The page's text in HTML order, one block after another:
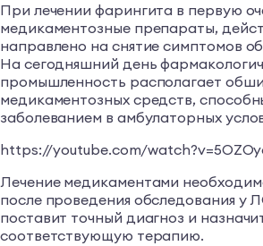
При лечении фарингита в первую
медикаментозные препараты,
направлено на снятие симптомов
На сегодняшний день
промышленность располагает
медикаментозных средств,
заболеванием в амбулаторных
https://youtube.com/
Лечение медикаментами
после проведения обследования у
поставит точный диагноз и
соответствующую терапию.